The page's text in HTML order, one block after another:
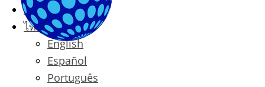
Contact
ไทย
English
Español
Português